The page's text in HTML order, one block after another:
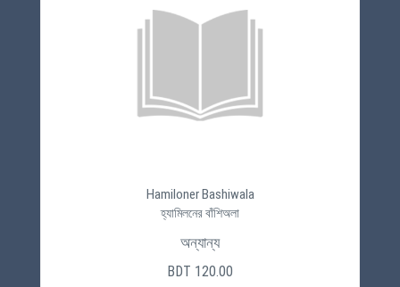
Hamiloner Bashiwala
হ্যামিলনের বাঁশিঅলা
অন্যান্য
BDT 120.00